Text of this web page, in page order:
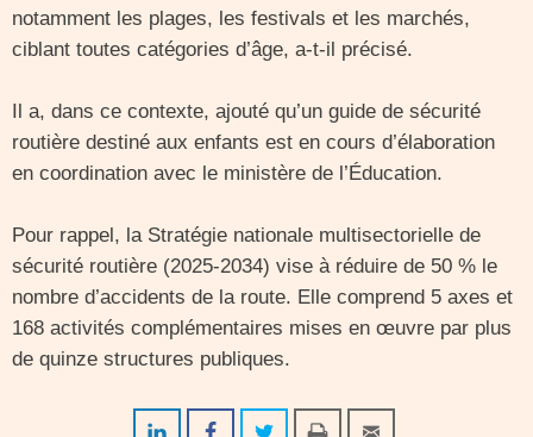
notamment les plages, les festivals et les marchés,
ciblant toutes catégories d’âge, a-t-il précisé.
Il a, dans ce contexte, ajouté qu’un guide de sécurité
routière destiné aux enfants est en cours d’élaboration
en coordination avec le ministère de l’Éducation.
Pour rappel, la Stratégie nationale multisectorielle de
sécurité routière (2025-2034) vise à réduire de 50 % le
nombre d’accidents de la route. Elle comprend 5 axes et
168 activités complémentaires mises en œuvre par plus
de quinze structures publiques.